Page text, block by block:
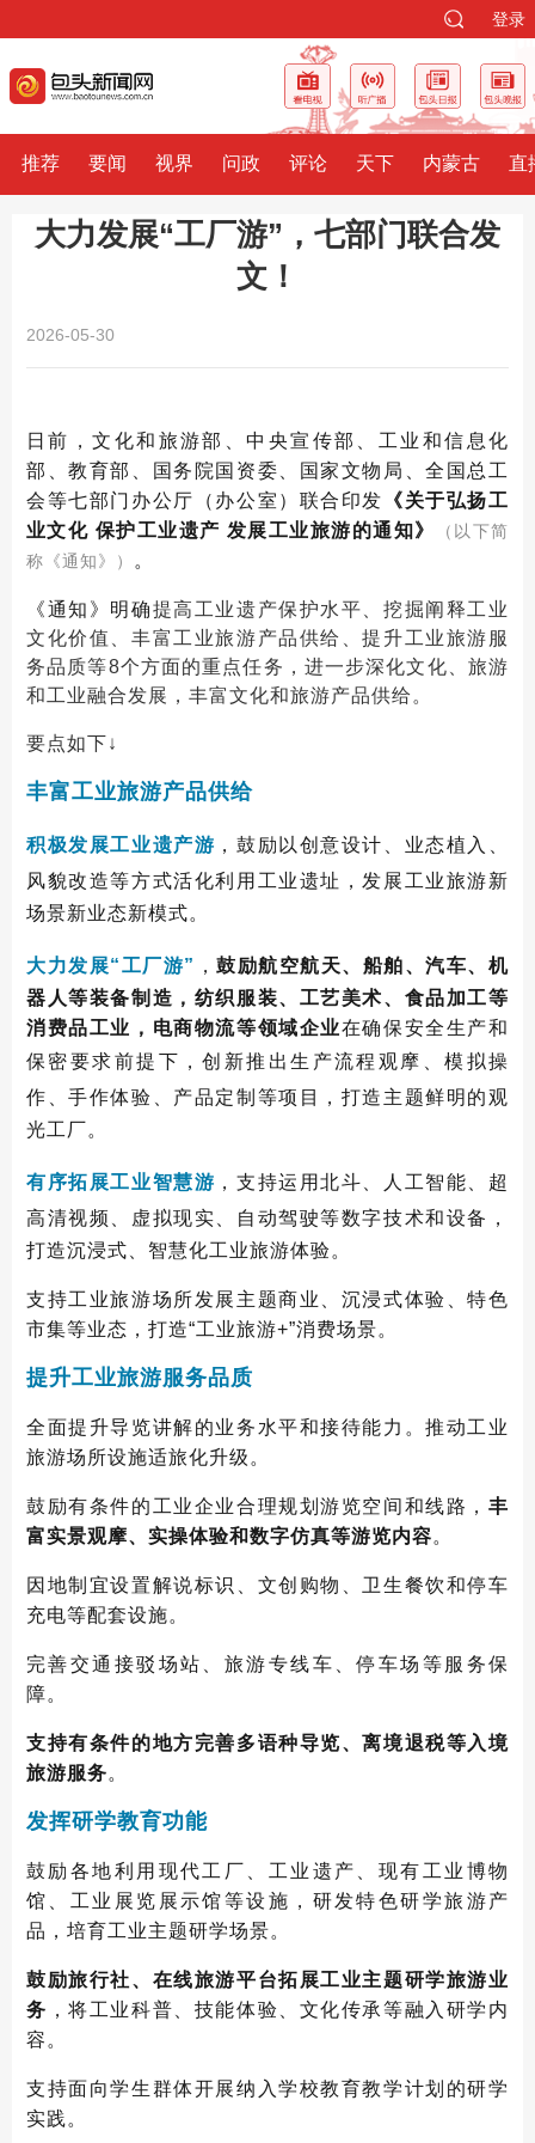
登录
推荐 要闻 视界 问政 评论 天下 内蒙古 直
大力发展“工厂游”，七部门联合发
文！
2026-05-30
日前，文化和旅游部、中央宣传部、工业和信息化
部、教育部、国务院国资委、国家文物局、全国总工
会等七部门办公厅（办公室）联合印发
《关于弘扬工
业文化 保护工业遗产 发展工业旅游的通知》
（以下简
称《通知》）
。
《通知》明确提高工业遗产保护水平、挖掘阐释工业
文化价值、 丰富工业旅游产品供给、提升工业旅游服
务品质等8个方面的重点任务，进一步深化文化、旅游
和工业融合发展，丰富文化和旅游产品供给。
要点如下↓
丰富工业旅游产品供给
积极发展工业遗产游 ， 鼓励以创意设计、业态植入、
风貌改造等方式活化利用工业遗址，发展 工业旅游新
场景新业态新模式。
大力发展“工厂游” ，鼓励航空航天、船舶、汽车、机
器人等装备制造，纺织服装、工艺美术、食品加工等
消费品工业，电商物流等领域企业在确保安全生产和
保密要求前提下，创新推出生产流程观摩、模拟操
作、手作体验、产品定制等项目，打造主题鲜明的观
光工厂。
有序拓展工业智慧游 ，支持运用北斗、人工智能、超
高清视频、虚拟现实、自动驾驶等数字技术和设备，
打造沉浸式、智慧化工业旅游体验。
支持工业旅游场所发展主题商业、沉浸式体验、特色
市集等业态，打造“工业旅游+”消费场景。
提升工业旅游服务品质
全面提升导览讲解的业务水平和接待能力。推动工业
旅游场所设施适旅化升级。
鼓励有条件的工业企业合理规划游览空间和线路， 丰
富实景观摩、实操体验和数字仿真等游览内容。
因地制宜设置解说标识、文创购物、卫生餐饮和停车
充电等配套设施。
完善交通接驳场站、旅游专线车、停车场等服务保
障。
支持有条件的地方完善多语种导览、离境退税等入境
旅游服务。
发挥研学教育功能
鼓励各地利用现代工厂、工业遗产、现有工业博物
馆、工业展览展示馆等设施，研发特色研学旅游产
品，培育工业主题研学场景。
鼓励旅行社、在线旅游平台拓展工业主题研学旅游业
务 ，将工业科普、技能体验、文化传承等融入研学内
容。
支持面向学生群体开展纳入学校教育教学计划的研学
实践。